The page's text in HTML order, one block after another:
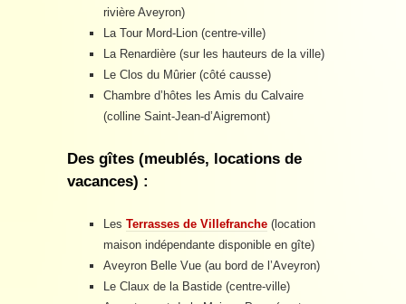
rivière Aveyron)
La Tour Mord-Lion (centre-ville)
La Renardière (sur les hauteurs de la ville)
Le Clos du Mûrier (côté causse)
Chambre d’hôtes les Amis du Calvaire
(colline Saint-Jean-d’Aigremont)
Des gîtes (meublés, locations de
vacances) :
Les Terrasses de Villefranche (location
maison indépendante disponible en gîte)
Aveyron Belle Vue (au bord de l’Aveyron)
Le Claux de la Bastide (centre-ville)